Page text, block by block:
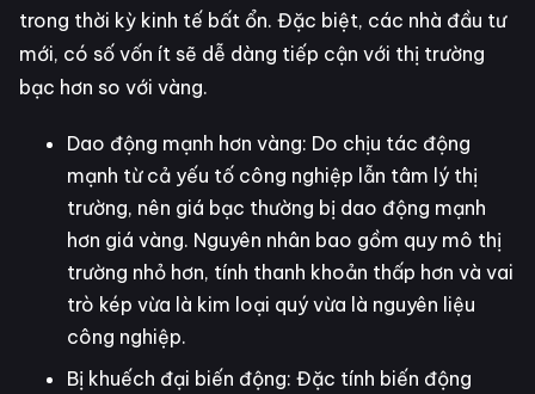
trong thời kỳ kinh tế bất ổn. Đặc biệt, các nhà đầu tư
mới, có số vốn ít sẽ dễ dàng tiếp cận với thị trường
bạc hơn so với vàng.
Dao động mạnh hơn vàng: Do chịu tác động
mạnh từ cả yếu tố công nghiệp lẫn tâm lý thị
trường, nên giá bạc thường bị dao động mạnh
hơn giá vàng. Nguyên nhân bao gồm quy mô thị
trường nhỏ hơn, tính thanh khoản thấp hơn và vai
trò kép vừa là kim loại quý vừa là nguyên liệu
công nghiệp.
Bị khuếch đại biến động: Đặc tính biến động